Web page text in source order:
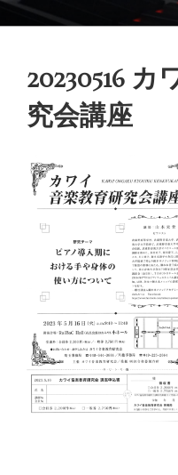
ン
御木本メソッド
脳や筋肉をトレーニングし
20230516
究会講座